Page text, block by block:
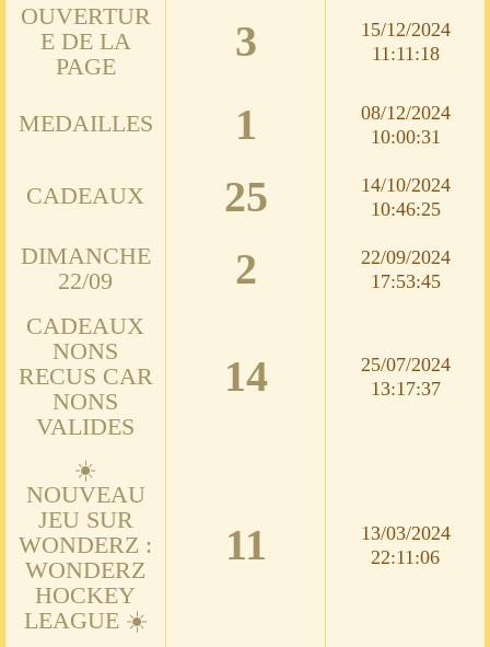
OUVERTUR
E DE LA
PAGE
3
15/12/2024
11:11:18
MEDAILLES 1
08/12/2024
10:00:31
CADEAUX 25
14/10/2024
10:46:25
DIMANCHE
22/09
2
22/09/2024
17:53:45
CADEAUX
NONS
RECUS CAR
NONS
VALIDES
14
25/07/2024
13:17:37
☀️
NOUVEAU
JEU SUR
WONDERZ :
WONDERZ
HOCKEY
LEAGUE ☀️
11
13/03/2024
22:11:06